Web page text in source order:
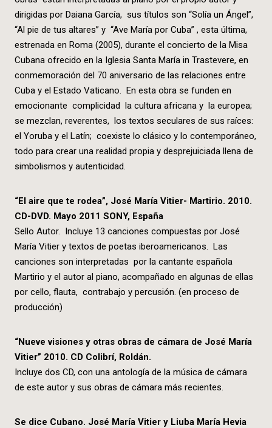
dirigidas por Daiana García, sus títulos son “Solía un Ángel”,
“Al pie de tus altares” y “Ave María por Cuba” , esta última,
estrenada en Roma (2005), durante el concierto de la Misa
Cubana ofrecido en la Iglesia Santa María in Trastevere, en
conmemoración del 70 aniversario de las relaciones entre
Cuba y el Estado Vaticano. En esta obra se funden en
emocionante complicidad la cultura africana y la europea;
se mezclan, reverentes, los textos seculares de sus raíces:
el Yoruba y el Latín; coexiste lo clásico y lo contemporáneo,
todo para crear una realidad propia y desprejuiciada llena de
simbolismos y autenticidad.
“El aire que te rodea”, José María Vitier- Martirio. 2010.
CD-DVD. Mayo 2011 SONY, España
Sello Autor. Incluye 13 canciones compuestas por José
María Vitier y textos de poetas iberoamericanos. Las
canciones son interpretadas por la cantante española
Martirio y el autor al piano, acompañado en algunas de ellas
por cello, flauta, contrabajo y percusión. (en proceso de
producción)
“Nueve visiones y otras obras de cámara de José María
Vitier” 2010. CD Colibrí, Roldán.
Incluye dos CD, con una antología de la música de cámara
de este autor y sus obras de cámara más recientes.
Se dice Cubano. José María Vitier y Liuba María Hevia